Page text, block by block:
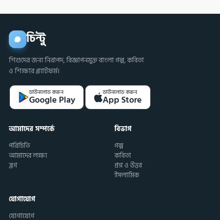
চিন্টু
শিশুদের জন্য নিরাপদ, বিজ্ঞাপনমুক্ত বাংলা গল্প, কবিতা
ও শিক্ষার প্ল্যাটফর্ম।
ডাউনলোড করুন
Google Play
ডাউনলোড করুন
App Store
আমাদের সম্পর্কে
পরিচিতি
আমাদের লক্ষ্য
ব্লগ
বিভাগ
গল্প
কবিতা
প্রশ্ন ও উত্তর
ইসলামিক
যোগাযোগ
যোগাযোগ